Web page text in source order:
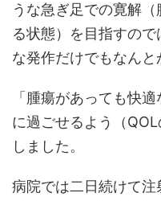
うな急ぎ足での寛解
る状態）を目指すの
な発作だけでもなんと
「腫瘍があっても快
に過ごせるよう（
しました。
病院では二日続けて